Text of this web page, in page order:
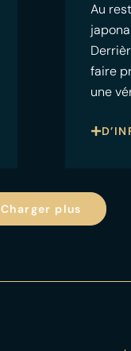
Au
faire
une
Charger plus